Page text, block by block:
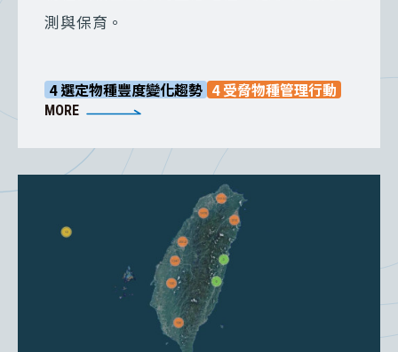
測與保育。
4 選定物種豐度變化趨勢 4 受脅物種管理行動
MORE